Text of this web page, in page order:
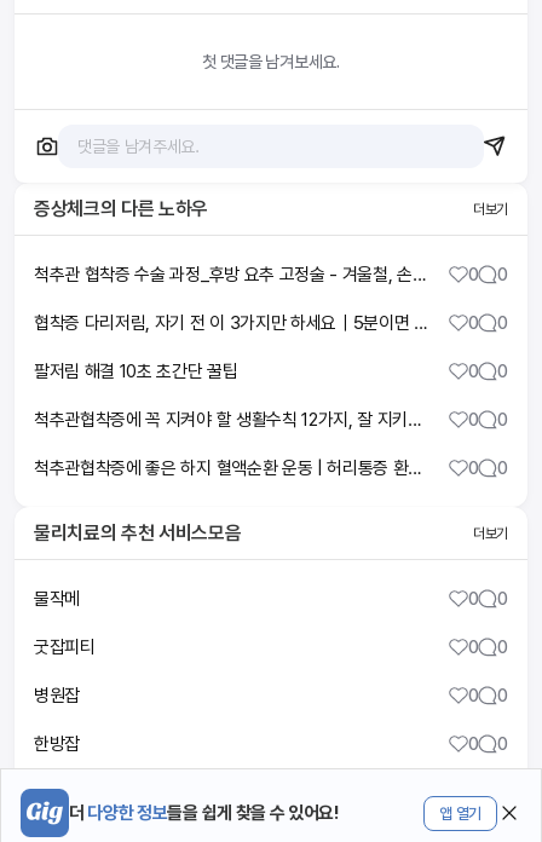
더 다양한 정보들을 쉽게 찾을 수 있어요! 앱 열기
첫 댓글을 남겨보세요.
증상체크의 다른 노하우 더보기
척추관 협착증 수술 과정_후방 요추 고정술 - 겨울철, 손발 저림 주의보 (KBS_761회_20210120) 0 0
협착증 다리저림, 자기 전 이 3가지만 하세요｜5분이면 아침 다리가 달라집니다 0 0
팔저림 해결 10초 초간단 꿀팁 0 0
척추관협착증에 꼭 지켜야 할 생활수칙 12가지, 잘 지키시면 증상악화를 막을 수 있습니다 0 0
척추관협착증에 좋은 하지 혈액순환 운동 | 허리통증 환자가 꼭 해야되는 허리 신전 동작 [다리저림, 방사통, 퇴행성 척추디스크] 0 0
물리치료의 추천 서비스모음 더보기
물작메 0 0
굿잡피티 0 0
병원잡 0 0
한방잡 0 0
메디플 0